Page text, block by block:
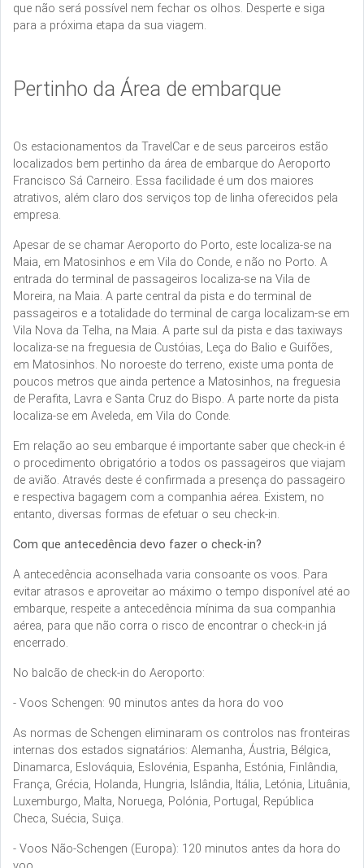
que não será possível nem fechar os olhos. Desperte e siga
para a próxima etapa da sua viagem.
Pertinho da Área de embarque
Os estacionamentos da TravelCar e de seus parceiros estão
localizados bem pertinho da área de embarque do Aeroporto
Francisco Sá Carneiro. Essa facilidade é um dos maiores
atrativos, além claro dos serviços top de linha oferecidos pela
empresa.
Apesar de se chamar Aeroporto do Porto, este localiza-se na
Maia, em Matosinhos e em Vila do Conde, e não no Porto. A
entrada do terminal de passageiros localiza-se na Vila de
Moreira, na Maia. A parte central da pista e do terminal de
passageiros e a totalidade do terminal de carga localizam-se em
Vila Nova da Telha, na Maia. A parte sul da pista e das taxiways
localiza-se na freguesia de Custóias, Leça do Balio e Guifões,
em Matosinhos. No noroeste do terreno, existe uma ponta de
poucos metros que ainda pertence a Matosinhos, na freguesia
de Perafita, Lavra e Santa Cruz do Bispo. A parte norte da pista
localiza-se em Aveleda, em Vila do Conde.
Em relação ao seu embarque é importante saber que check-in é
o procedimento obrigatório a todos os passageiros que viajam
de avião. Através deste é confirmada a presença do passageiro
e respectiva bagagem com a companhia aérea. Existem, no
entanto, diversas formas de efetuar o seu check-in.
Com que antecedência devo fazer o check-in?
A antecedência aconselhada varia consoante os voos. Para
evitar atrasos e aproveitar ao máximo o tempo disponível até ao
embarque, respeite a antecedência mínima da sua companhia
aérea, para que não corra o risco de encontrar o check-in já
encerrado.
No balcão de check-in do Aeroporto:
- Voos Schengen: 90 minutos antes da hora do voo
As normas de Schengen eliminaram os controlos nas fronteiras
internas dos estados signatários: Alemanha, Áustria, Bélgica,
Dinamarca, Eslováquia, Eslovénia, Espanha, Estónia, Finlândia,
França, Grécia, Holanda, Hungria, Islândia, Itália, Letónia, Lituânia,
Luxemburgo, Malta, Noruega, Polónia, Portugal, República
Checa, Suécia, Suiça.
- Voos Não-Schengen (Europa): 120 minutos antes da hora do